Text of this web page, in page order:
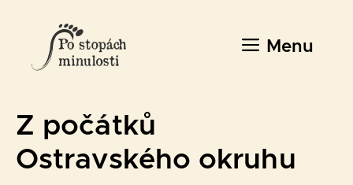
Menu
Z počátků
Ostravského okruhu